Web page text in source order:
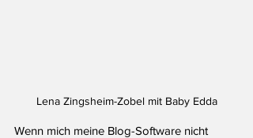
Lena Zingsheim-Zobel mit Baby Edda
Wenn mich meine Blog-Software nicht